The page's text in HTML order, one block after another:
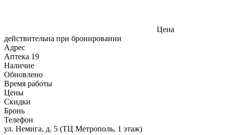
Цена
действительна при бронировании
Адрес
Аптека 19
Наличие
Обновлено
Время работы
Цены
Скидки
Бронь
Телефон
ул. Немига, д. 5 (ТЦ Метрополь, 1 этаж)